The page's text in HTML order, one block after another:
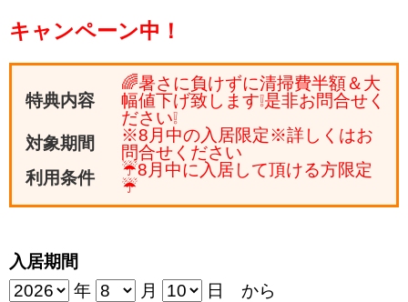
キャンペーン中！
特典内容
🌈暑さに負けずに清掃費半額＆大
幅値下げ致します❕是非お問合せく
ださい❕
対象期間
※8月中の入居限定※詳しくはお
問合せください
利用条件
☔8月中に入居して頂ける方限定
☔
入居期間
年
月
日 から